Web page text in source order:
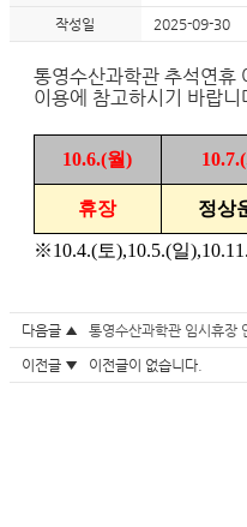
작성일 2025-09-30
통영수산과학관 추석연휴
이용에 참고하시기 바랍니
10.6.(월)
휴장 정상
※10.4.(토),10.5.(일
다음글 ▲ 통영수산과학관 임시휴
이전글 ▼ 이전글이 없습니다.